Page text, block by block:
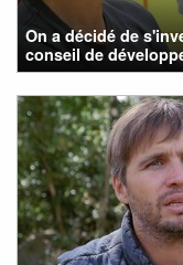
On a décidé de
conseil de